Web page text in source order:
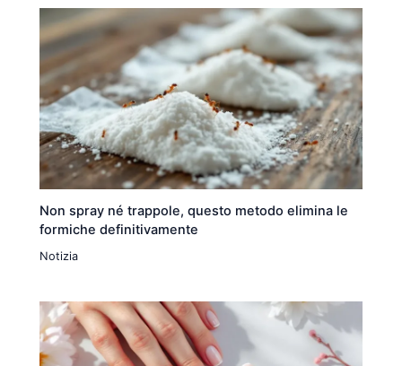
Non spray né trappole, questo metodo elimina le
formiche definitivamente
Notizia